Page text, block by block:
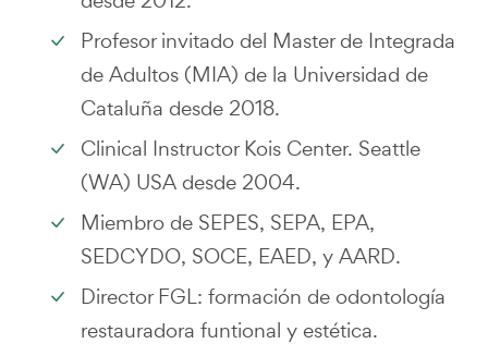
Profesor invitado del Master de Integrada
de Adultos (MIA) de la Universidad de
Cataluña desde 2018.
Clinical Instructor Kois Center. Seattle
(WA) USA desde 2004.
Miembro de SEPES, SEPA, EPA,
SEDCYDO, SOCE, EAED, y AARD.
Director FGL: formación de odontología
restauradora funtional y estética.